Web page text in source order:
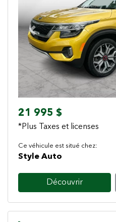
Previous
21 995 $
*Plus Taxes et licenses
Ce véhicule est situé chez:
Style Auto
Découvrir